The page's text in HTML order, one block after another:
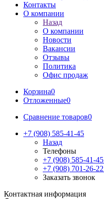
Контакты
О компании
Назад
О компании
Новости
Вакансии
Отзывы
Политика
Офис продаж
Корзина0
Отложенные0
Сравнение товаров0
+7 (908) 585-41-45
Назад
Телефоны
+7 (908) 585-41-45
+7 (908) 701-26-22
Заказать звонок
Контактная информация